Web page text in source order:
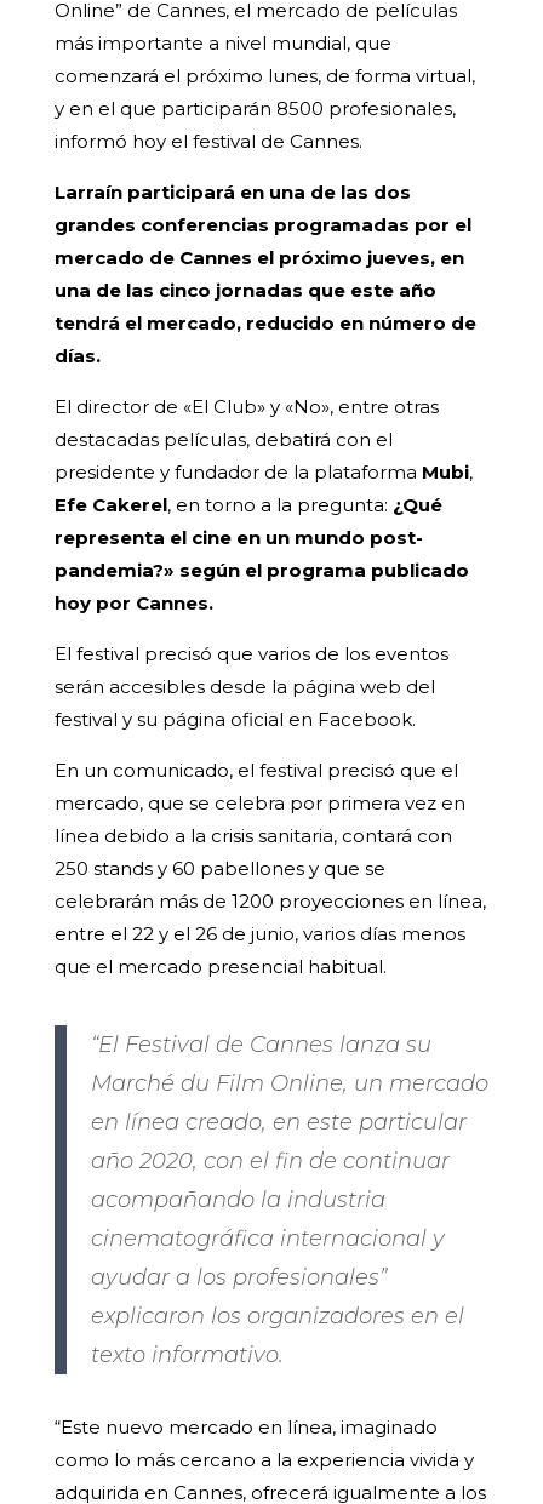
Online” de Cannes, el mercado de películas
más importante a nivel mundial, que
comenzará el próximo lunes, de forma virtual,
y en el que participarán 8500 profesionales,
informó hoy el festival de Cannes.
Larraín participará en una de las dos
grandes conferencias programadas por el
mercado de Cannes el próximo jueves, en
una de las cinco jornadas que este año
tendrá el mercado, reducido en número de
días.
El director de «El Club» y «No», entre otras
destacadas películas, debatirá con el
presidente y fundador de la plataforma Mubi,
Efe Cakerel, en torno a la pregunta: ¿Qué
representa el cine en un mundo post-
pandemia?» según el programa publicado
hoy por Cannes.
El festival precisó que varios de los eventos
serán accesibles desde la página web del
festival y su página oficial en Facebook.
En un comunicado, el festival precisó que el
mercado, que se celebra por primera vez en
línea debido a la crisis sanitaria, contará con
250 stands y 60 pabellones y que se
celebrarán más de 1200 proyecciones en línea,
entre el 22 y el 26 de junio, varios días menos
que el mercado presencial habitual.
“El Festival de Cannes lanza su
Marché du Film Online, un mercado
en línea creado, en este particular
año 2020, con el fin de continuar
acompañando la industria
cinematográfica internacional y
ayudar a los profesionales”
explicaron los organizadores en el
texto informativo.
“Este nuevo mercado en línea, imaginado
como lo más cercano a la experiencia vivida y
adquirida en Cannes, ofrecerá igualmente a los